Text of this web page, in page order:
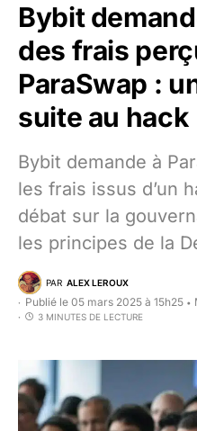
Bybit
des frais
ParaSwap :
suite au hack
Bybit demande à
les frais issus d’un
débat sur la
les principes de la
PAR ALEX LEROUX
Publié le 05 mars 2025 à 15h25 •
3 MINUTES DE LECTURE